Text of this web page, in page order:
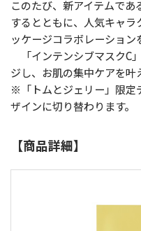
このたび、新アイテムで
するとともに、人気キャ
ッケージコラボレーション
「インテンシブマスクC
ジし、お肌の集中ケアを叶
※「トムとジェリー」限定
ザインに切り替わります。
【商品詳細】